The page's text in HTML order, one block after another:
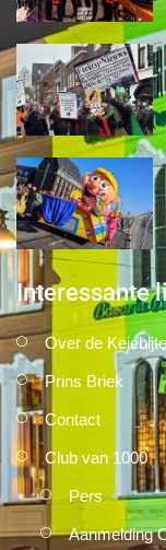
Interessante
Over de
Prins Briek
Contact
Club van 1000
Pers
Aanmelding